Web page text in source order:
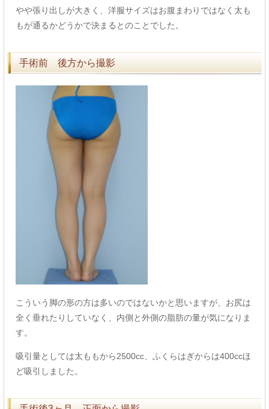
やや張り出しが大きく、洋服サイズはお腹まわりではなく太も
もが通るかどうかで決まるとのことでした。
手術前 後方から撮影
こういう脚の形の方は多いのではないかと思いますが、お尻は
全く垂れたりしていなく、内側と外側の脂肪の量が気になりま
す。
吸引量としては太ももから2500cc、ふくらはぎからは400ccほ
ど吸引しました。